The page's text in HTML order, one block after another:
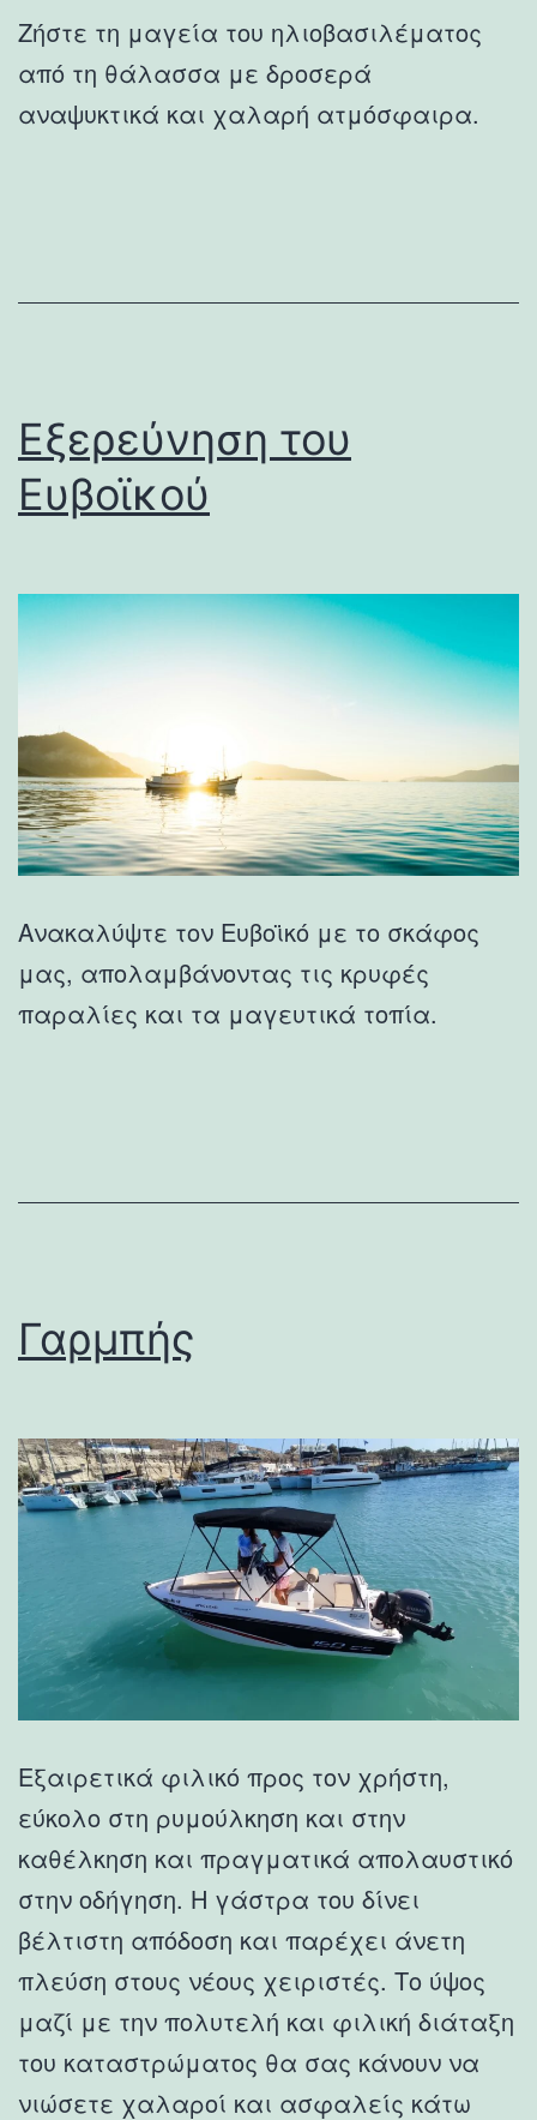
Ζήστε τη μαγεία του ηλιοβασιλέματος
από τη θάλασσα με δροσερά
αναψυκτικά και χαλαρή ατμόσφαιρα.
Εξερεύνηση του
Ευβοϊκού
Ανακαλύψτε τον Ευβοϊκό με το σκάφος
μας, απολαμβάνοντας τις κρυφές
παραλίες και τα μαγευτικά τοπία.
Γαρμπής
Εξαιρετικά φιλικό προς τον χρήστη,
εύκολο στη ρυμούλκηση και στην
καθέλκηση και πραγματικά απολαυστικό
στην οδήγηση. Η γάστρα του δίνει
βέλτιστη απόδοση και παρέχει άνετη
πλεύση στους νέους χειριστές. Το ύψος
μαζί με την πολυτελή και φιλική διάταξη
του καταστρώματος θα σας κάνουν να
νιώσετε χαλαροί και ασφαλείς κάτω